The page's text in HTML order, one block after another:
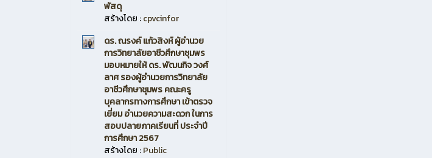
พัสดุ
สร้างโดย :cpvcinfor
ดร. ณรงค์ แก้วสิงห์ ผู้อำนวย
การวิทยาลัยอาชีวศึกษาชุมพร
มอบหมายให้ ดร. พัฒนกิจ วงศ์
ลาศ รองผู้อำนวยการวิทยาลัย
อาชีวศึกษาชุมพร คณะครู
บุคลากรทางการศึกษา เข้าตรวจ
เยี่ยม อำนวยความสะดวก ในการ
สอบปลายภาคเรียนที่ ประจำปี
การศึกษา 2567
สร้างโดย :Public